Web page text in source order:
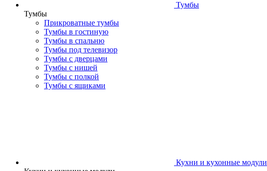
Тумбы
Тумбы
Прикроватные тумбы
Тумбы в гостиную
Тумбы в спальню
Тумбы под телевизор
Тумбы с дверцами
Тумбы с нишей
Тумбы с полкой
Тумбы с ящиками
Кухни и кухонные модули